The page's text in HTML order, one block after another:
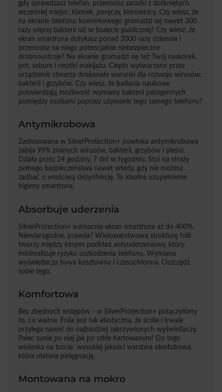
gdy sprawdzasz telefon, przenosisz zarazki z dotkniętych
wcześniej miejsc: klamek, poręczy, kierownicy. Czy wiesz, że
na ekranie telefonu komórkowego gromadzi się nawet 300
razy więcej bakterii niż w toalecie publicznej? Czy wiesz, że
ekran smartfona dotykasz ponad 2000 razy dziennie i
przenosisz na niego potencjalnie niebezpieczne
drobnoustroje? Na ekranie gromadzi się też Twój naskórek,
pot, sebum i resztki makijażu. Ciepło wytwarzane przez
urządzenie stwarza doskonałe warunki dla rozwoju wirusów,
bakterii i grzybów. Czy wiesz, że badania naukowe
potwierdzają możliwość wymiany bakterii patogennych
pomiędzy osobami poprzez używanie tego samego telefonu?
Antymikrobowa
Zastosowana w SilverProtection+ powłoka antymikrobowa
zabija 99% znanych wirusów, bakterii, grzybów i pleśni.
Działa przez 24 godziny, 7 dni w tygodniu. Stoi na straży
pełnego bezpieczeństwa nawet wtedy, gdy nie możesz
zadbać o właściwą dezynfekcję. To idealne uzupełnienie
higieny smartfona.
Absorbuje uderzenia
SilverProtection+ wzmacnia ekran smartfona aż do 400%.
Niewiarygodne, prawda? Wielowarstwową strukturę folii
tworzy między innymi podkład antyuderzeniowy, który
minimalizuje ryzyko uszkodzenia telefonu. Wymiana
wyświetlacza bywa kosztowna i czasochłonna. Oszczędź
sobie tego.
Komfortowa
Bez zbędnych wstępów - w SilverProtection+ połączyliśmy
to, co ważne. Folia jest tak elastyczna, że ściśle i trwale
przylega nawet do najbardziej zakrzywionych wyświetlaczy.
Palec sunie po niej jak po szkle hartowanym! Do tego
wisienka na torcie: wysokiej jakości warstwa oleofobowa,
która ułatwia pielęgnację.
Montowana na mokro